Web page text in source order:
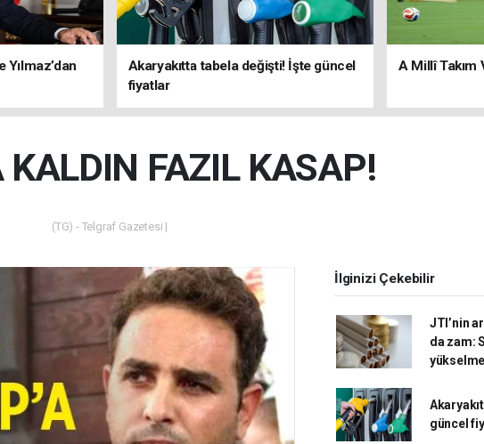
Yılmaz’dan
Akaryakıtta tabela değişti! İşte güncel
fiyatlar
A Millî Takım
FAZIL KASAP!
(TG) - Telgraf Gazetesi |
İlginizi Çekebilir
JTI’nin
da zam:
güncel